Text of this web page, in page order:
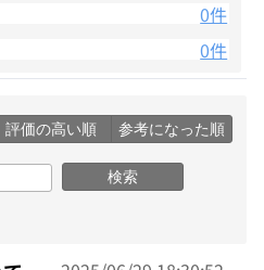
0件
0件
評価の高い順 参考になった順
検索